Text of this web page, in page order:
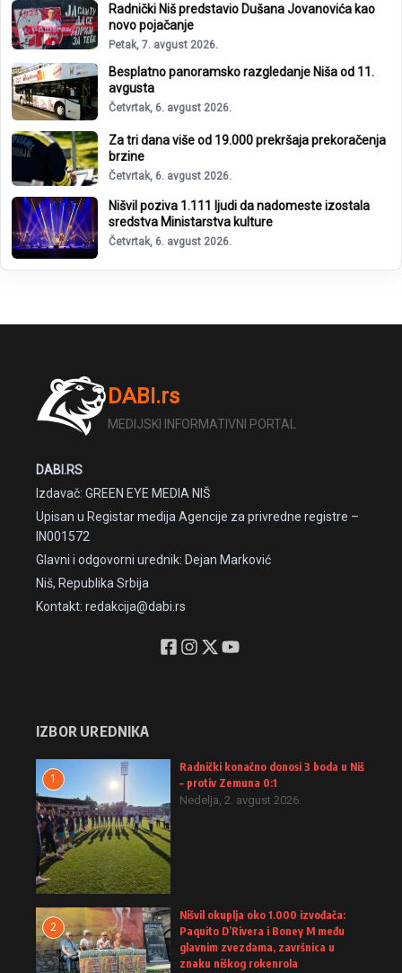
Radnički Niš predstavio Dušana Jovanovića kao
novo pojačanje
Petak, 7. avgust 2026.
Besplatno panoramsko razgledanje Niša od 11.
avgusta
Četvrtak, 6. avgust 2026.
Za tri dana više od 19.000 prekršaja prekoračenja
brzine
Četvrtak, 6. avgust 2026.
Nišvil poziva 1.111 ljudi da nadomeste izostala
sredstva Ministarstva kulture
Četvrtak, 6. avgust 2026.
DABI.rs
MEDIJSKI INFORMATIVNI PORTAL
DABI.RS
Izdavač: GREEN EYE MEDIA NIŠ
Upisan u Registar medija Agencije za privredne registre –
IN001572
Glavni i odgovorni urednik: Dejan Marković
Niš, Republika Srbija
Kontakt: redakcija@dabi.rs
IZBOR UREDNIKA
1
Radnički konačno donosi 3 boda u Niš
– protiv Zemuna 0:1
Nedelja, 2. avgust 2026.
2
Nišvil okuplja oko 1.000 izvođača:
Paquito D’Rivera i Boney M među
glavnim zvezdama, završnica u
znaku niškog rokenrola